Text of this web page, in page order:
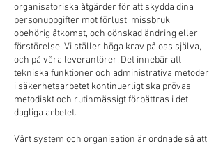
organisatoriska åtgärder för att skydda dina
personuppgifter mot förlust, missbruk,
obehörig åtkomst, och oönskad ändring eller
förstörelse. Vi ställer höga krav på oss själva,
och på våra leverantörer. Det innebär att
tekniska funktioner och administrativa metoder
i säkerhetsarbetet kontinuerligt ska prövas
metodiskt och rutinmässigt förbättras i det
dagliga arbetet.
Vårt system och organisation är ordnade så att